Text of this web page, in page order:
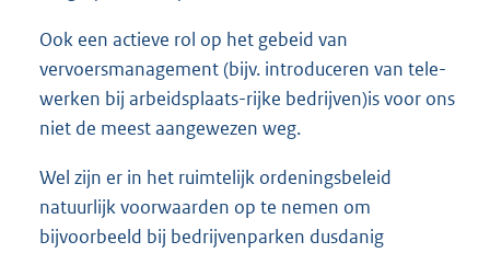
Ook een actieve rol op het gebeid van
vervoersmanagement (bijv. introduceren van tele-
werken bij arbeidsplaats-rijke bedrijven)is voor ons
niet de meest aangewezen weg.
Wel zijn er in het ruimtelijk ordeningsbeleid
natuurlijk voorwaarden op te nemen om
bijvoorbeeld bij bedrijvenparken dusdanig